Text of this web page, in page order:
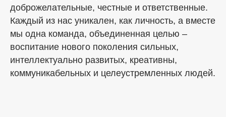
доброжелательные, честные и ответственные.
Каждый из нас уникален, как личность, а вместе
мы одна команда, объединенная целью –
воспитание нового поколения сильных,
интеллектуально развитых, креативны,
коммуникабельных и целеустремленных людей.